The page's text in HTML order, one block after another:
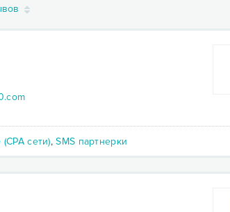
сети),SMS партнерки